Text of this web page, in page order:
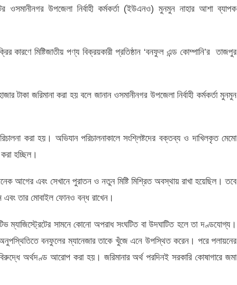
ওসমানীনগর উপজেলা নির্বাহী কর্মকর্তা (ইউএনও) মুনমুন নাহার আশা ব্যাপক
কারণে মিষ্টিজাতীয় পণ্য বিক্রয়কারী প্রতিষ্ঠান ‘বনফুল এন্ড কোম্পানি’র তাজপুর
টাকা জরিমানা করা হয় বলে জানান ওসমানীনগর উপজেলা নির্বাহী কর্মকর্তা মুনমুন
করা হয়। অভিযান পরিচালনাকালে সংশ্লিষ্টদের বক্তব্য ও দাখিলকৃত মেমো
করা হচ্ছিল।
আগের এবং সেখানে পুরাতন ও নতুন মিষ্টি মিশ্রিত অবস্থায় রাখা হয়েছিল। তবে
এবং তার মোবাইল ফোনও বন্ধ রাখেন।
সামনে কোনো অপরাধ সংঘটিত বা উদঘাটিত হলে তা দণ্ডযোগ্য।
অনুপস্থিতিতে বনফুলের ম্যানেজার তাকে খুঁজে এনে উপস্থিত করেন। পরে পলায়নের
অর্থদণ্ড আরোপ করা হয়। জরিমানার অর্থ পরদিনই সরকারি কোষাগারে জমা